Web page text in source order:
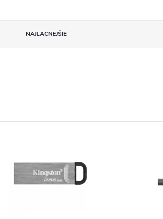
NAJLACNEJŠIE